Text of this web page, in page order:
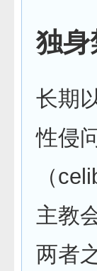
独身
长期
性侵
（
主教
两者